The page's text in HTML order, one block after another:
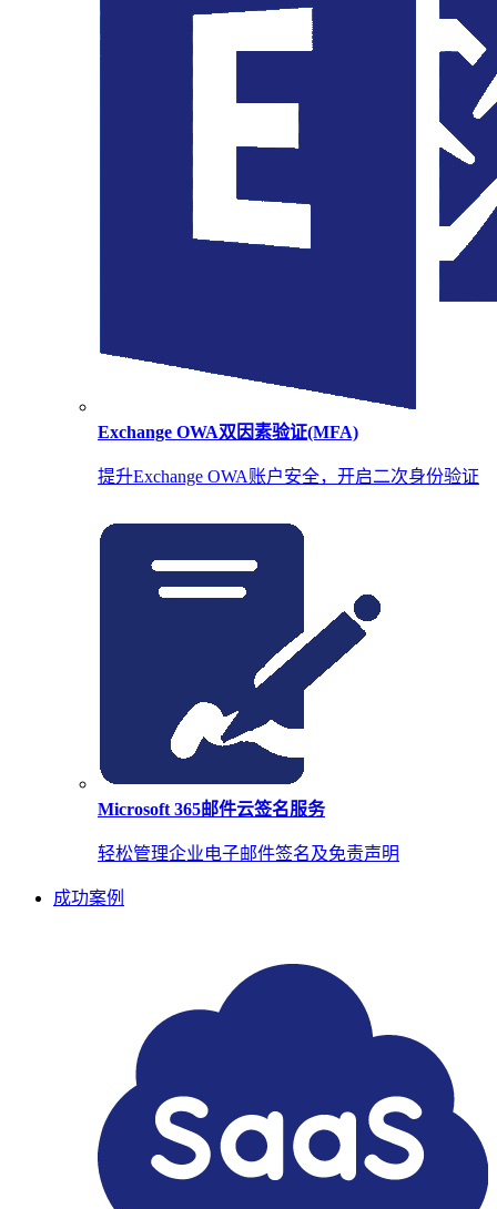
Exchange OWA双因素验证(MFA)
提升Exchange OWA账户安全，开启二次身份验证
Microsoft 365邮件云签名服务
轻松管理企业电子邮件签名及免责声明
成功案例